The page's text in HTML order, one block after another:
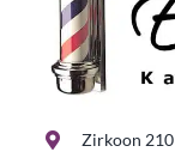
Zirkoon 210